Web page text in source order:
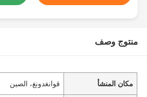
منتوج وصف
مكان المنشأ قوانغدونغ، الصين